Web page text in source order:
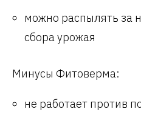
можно распылять за
сбора урожая
Минусы Фитоверма:
не работает против